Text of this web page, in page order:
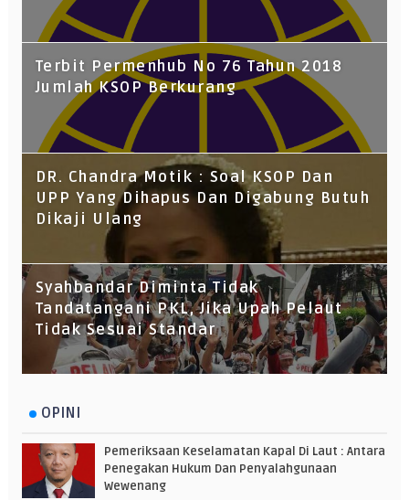
Terbit Permenhub No 76 Tahun 2018
Jumlah KSOP Berkurang
DR. Chandra Motik : Soal KSOP Dan
UPP Yang Dihapus Dan Digabung Butuh
Dikaji Ulang
Syahbandar Diminta Tidak
Tandatangani PKL, Jika Upah Pelaut
Tidak Sesuai Standar
OPINI
Pemeriksaan Keselamatan Kapal Di Laut : Antara
Penegakan Hukum Dan Penyalahgunaan
Wewenang